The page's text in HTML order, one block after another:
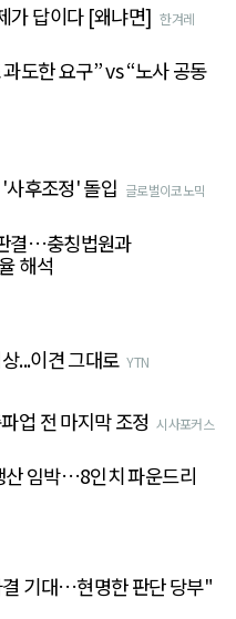
가 답이다 [왜냐면] 한겨레
도한 요구” vs “노사 공동
사후조정' 돌입 글로벌이코노믹
결…충칭법원과
해석
...이견 그대로 YTN
업 전 마지막 조정 시사포커스
산 임박…8인치 파운드리
기대…현명한 판단 당부"